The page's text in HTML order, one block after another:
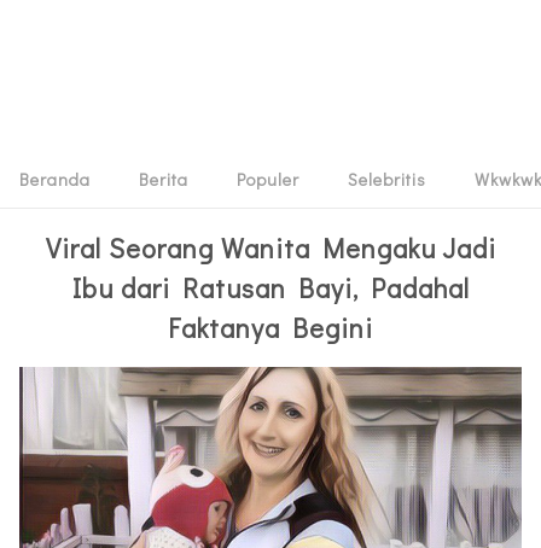
Beranda Berita Populer Selebritis Wkwkwk
Viral Seorang Wanita Mengaku Jadi
Ibu dari Ratusan Bayi, Padahal
Faktanya Begini